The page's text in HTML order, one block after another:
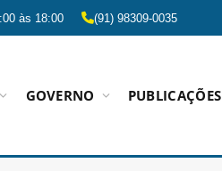
às 18:00 (91) 98309-0035
GOVERNO PUBLICAÇÕES